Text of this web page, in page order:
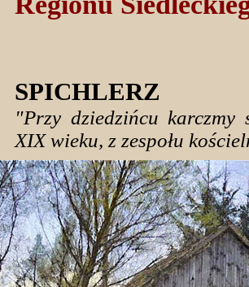
SPICHLERZ
"Przy dziedzińcu
XIX wieku, z zespołu